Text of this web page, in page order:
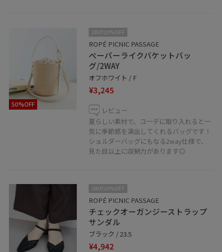
50%OFF
2BUY10%OFF
ROPÉ PICNIC PASSAGE
ペーパーライクバケットバッ
グ/2WAY
オフホワイト / F
¥3,245
レビュー
夏らしい素材で、コーデに取り入れると一
気に季節感を演出してくれるバッグです！
ショルダーバッグにもなる2way仕様で、
見た目以上に収納力があります◎
2BUY10%OFF
ROPÉ PICNIC PASSAGE
チェックオーガンジーストラップ
サンダル
ブラック / 23.5
¥4,942